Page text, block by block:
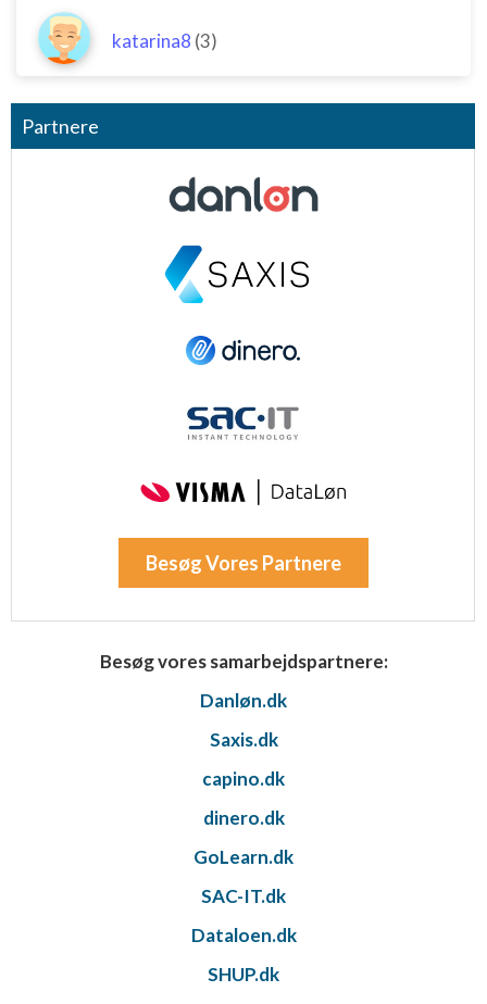
katarina8 (3)
Partnere
Besøg Vores Partnere
Besøg vores samarbejdspartnere:
Danløn.dk
Saxis.dk
capino.dk
dinero.dk
GoLearn.dk
SAC-IT.dk
Dataloen.dk
SHUP.dk